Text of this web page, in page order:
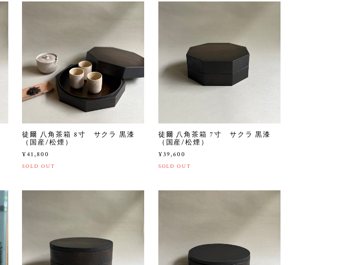
徒爾 八角茶箱 8寸 サクラ 黒漆
（国産/松煙）
¥41,800
SOLD OUT
徒爾 八角茶箱 7寸 サクラ 黒漆
（国産/松煙）
¥39,600
SOLD OUT